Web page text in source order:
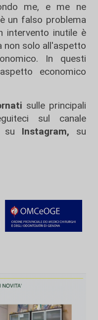
me, e me ne
un falso problema
intervento inutile è
non solo all'aspetto
In questi
economico
sulle principali
sul canale
su Instagram, su